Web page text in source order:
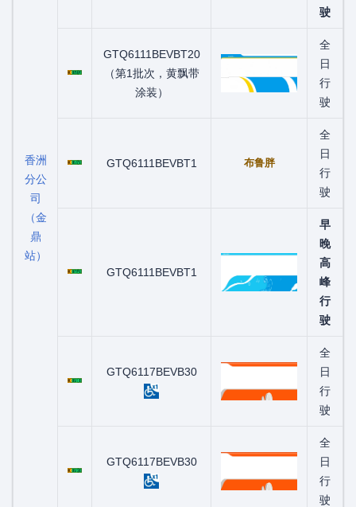
香洲
分公
司
（金
鼎
站）
驶
粤C00589D
GTQ6111BEVBT20
（第1批次，黄飘带
涂装）
全
日
行
驶
GTQ6111BEVBT1 布鲁胖
全
日
行
驶
GTQ6111BEVBT1
早
晚
高
峰
行
驶
粤C00710D
GTQ6117BEVB30
全
日
行
驶
粤C00738D
GTQ6117BEVB30
全
日
行
驶